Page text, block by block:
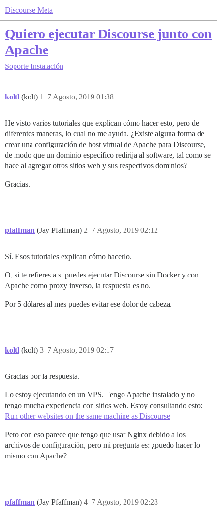
Discourse Meta
Quiero ejecutar Discourse junto con
Apache
Soporte Instalación
koltl (kolt) 7 Agosto, 2019 01:38
1
He visto varios tutoriales que explican cómo hacer esto, pero de
diferentes maneras, lo cual no me ayuda. ¿Existe alguna forma de
crear una configuración de host virtual de Apache para Discourse,
de modo que un dominio específico redirija al software, tal como se
hace al agregar otros sitios web y sus respectivos dominios?
Gracias.
pfaffman (Jay Pfaffman) 7 Agosto, 2019 02:12
2
Sí. Esos tutoriales explican cómo hacerlo.
O, si te refieres a si puedes ejecutar Discourse sin Docker y con
Apache como proxy inverso, la respuesta es no.
Por 5 dólares al mes puedes evitar ese dolor de cabeza.
koltl (kolt) 7 Agosto, 2019 02:17
3
Gracias por la respuesta.
Lo estoy ejecutando en un VPS. Tengo Apache instalado y no
tengo mucha experiencia con sitios web. Estoy consultando esto:
Run other websites on the same machine as Discourse
Pero con eso parece que tengo que usar Nginx debido a los
archivos de configuración, pero mi pregunta es: ¿puedo hacer lo
mismo con Apache?
pfaffman (Jay Pfaffman) 7 Agosto, 2019 02:28
4